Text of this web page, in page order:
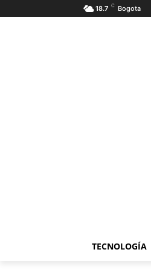
18.7 C Bogota
TECNOLOGÍA